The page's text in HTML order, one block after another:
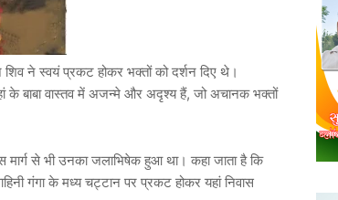
ने स्वयं प्रकट होकर भक्तों को दर्शन दिए थे।
के बाबा वास्तव में अजन्मे और अदृश्य हैं, जो अचानक भक्तों
से भी उनका जलाभिषेक हुआ था। कहा जाता है कि
गंगा के मध्य चट्टान पर प्रकट होकर यहां निवास